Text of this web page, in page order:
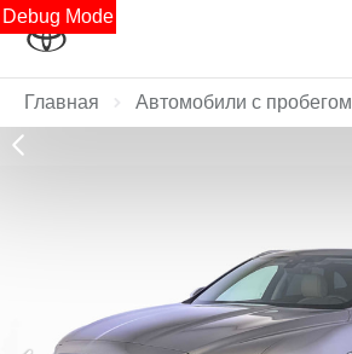
Debug Mode
Главная Автомобили с пробегом